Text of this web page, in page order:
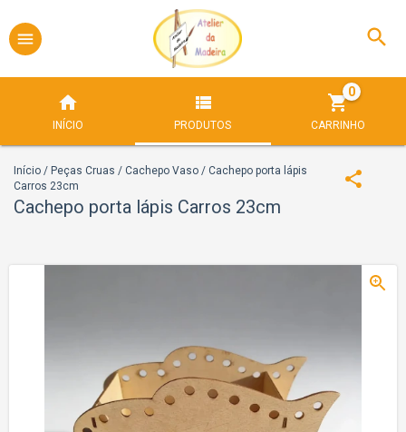
INÍCIO PRODUTOS CARRINHO
0
Início / Peças Cruas / Cachepo Vaso / Cachepo porta lápis
Carros 23cm
Cachepo porta lápis Carros 23cm